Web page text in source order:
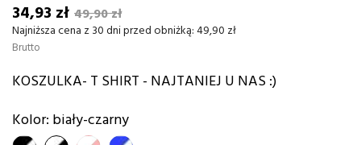
34,93 zł 49,90 zł
Najniższa cena z 30 dni przed obniżką:49,90 zł
Brutto
KOSZULKA- T SHIRT - NAJTANIEJ U NAS :)
Kolor: biały-czarny